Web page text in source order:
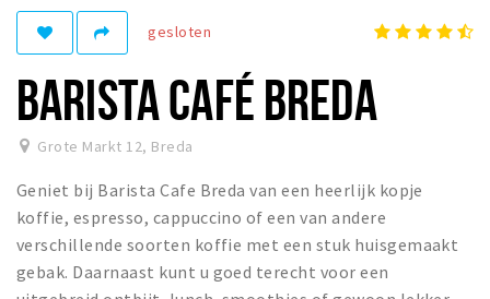
Woonruimte
Inschrijven gemeente
Zorgverzekering
Huisarts en eerste hulp
Q&A
KORTING
Breda Student Shop
Draai aan het rad!
gesloten
BARISTA CAFÉ BREDA
Grote Markt 12, Breda
Geniet bij Barista Cafe Breda van een heerlijk kopje
koffie, espresso, cappuccino of een van andere
verschillende soorten koffie met een stuk huisgemaakt
gebak. Daarnaast kunt u goed terecht voor een